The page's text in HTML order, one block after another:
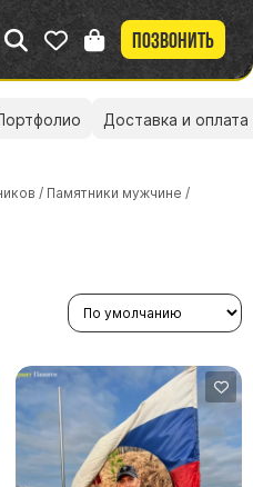
Позвонить
Доставка и оплата
/ Памятники мужчине /